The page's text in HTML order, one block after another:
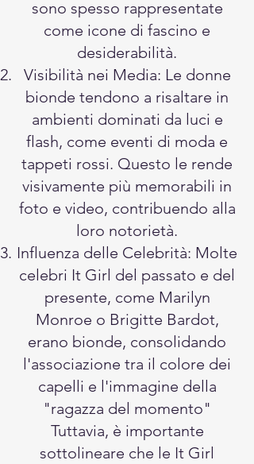
sono spesso rappresentate
come icone di fascino e
desiderabilità.
Visibilità nei Media: Le donne
bionde tendono a risaltare in
ambienti dominati da luci e
flash, come eventi di moda e
tappeti rossi. Questo le rende
visivamente più memorabili in
foto e video, contribuendo alla
loro notorietà.
Influenza delle Celebrità: Molte
celebri It Girl del passato e del
presente, come Marilyn
Monroe o Brigitte Bardot,
erano bionde, consolidando
l'associazione tra il colore dei
capelli e l'immagine della
"ragazza del momento"
Tuttavia, è importante
sottolineare che le It Girl